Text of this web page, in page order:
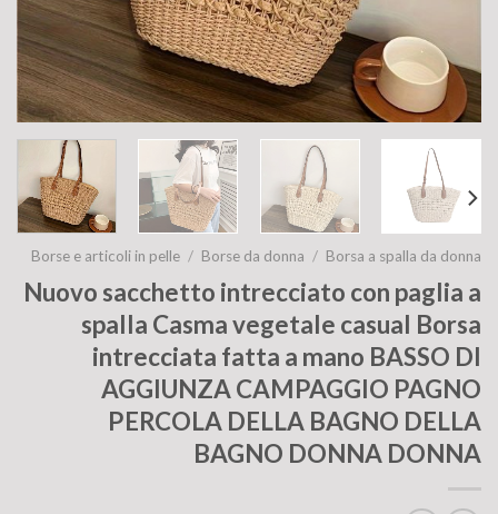
Borse e articoli in pelle / Borse da donna / Borsa a spalla da donna
Nuovo sacchetto intrecciato con paglia a
spalla Casma vegetale casual Borsa
intrecciata fatta a mano BASSO DI
AGGIUNZA CAMPAGGIO PAGNO
PERCOLA DELLA BAGNO DELLA
BAGNO DONNA DONNA